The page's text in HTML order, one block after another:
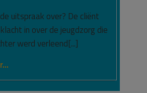
uitspraak over? De cliënt
in over de jeugdzorg die
werd verleend[...]